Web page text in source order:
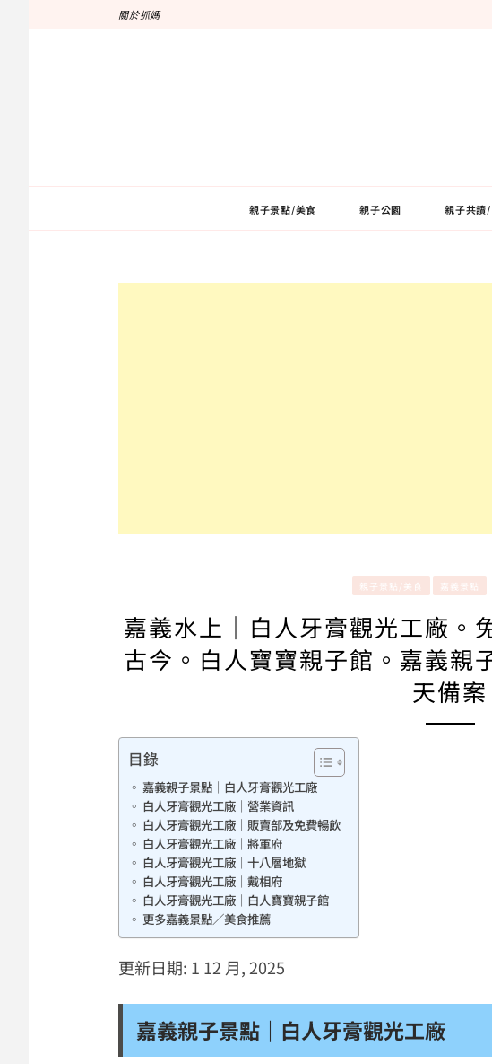
關於抓媽
親子景點/美食 親子公園 親子共讀
親子景點/美食 嘉義景點
嘉義水上｜白人牙膏觀光工廠。
古今。白人寶寶親子館。嘉義親
天備案
目錄
嘉義親子景點｜白人牙膏觀光工廠
白人牙膏觀光工廠｜營業資訊
白人牙膏觀光工廠｜販賣部及免費暢飲
白人牙膏觀光工廠｜將軍府
白人牙膏觀光工廠｜十八層地獄
白人牙膏觀光工廠｜戴相府
白人牙膏觀光工廠｜白人寶寶親子館
更多嘉義景點／美食推薦
更新日期: 1 12 月, 2025
嘉義親子景點｜白人牙膏觀光工廠